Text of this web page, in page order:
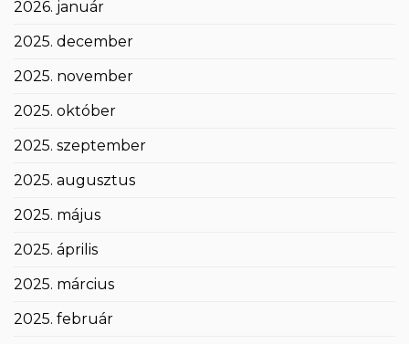
2026. január
2025. december
2025. november
2025. október
2025. szeptember
2025. augusztus
2025. május
2025. április
2025. március
2025. február